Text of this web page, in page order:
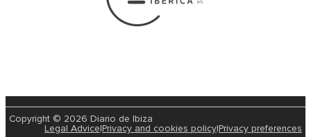
Copyright © 2026 Diario de Ibiza
Legal Advice Privacy and cookies policy Privacy preferences